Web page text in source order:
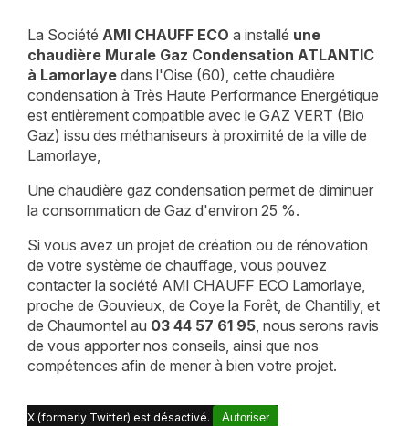
La Société AMI CHAUFF ECO a installé une
chaudière Murale Gaz Condensation ATLANTIC
à Lamorlayedans l'Oise (60), cette chaudière
condensation à Très Haute Performance Energétique
est entièrement compatible avec le GAZ VERT (Bio
Gaz) issu des méthaniseurs à proximité de la ville de
Lamorlaye,
Une chaudière gaz condensation permet de diminuer
la consommation de Gaz d'environ 25 %.
Si vous avez un projet de création ou de rénovation
de votre système de chauffage, vous pouvez
contacter la société AMI CHAUFF ECO Lamorlaye,
proche de Gouvieux, de Coye la Forêt, de Chantilly, et
de Chaumontel au 03 44 57 61 95, nous serons ravis
de vous apporter nos conseils, ainsi que nos
compétences afin de mener à bien votre projet.
X (formerly Twitter) est désactivé. Autoriser